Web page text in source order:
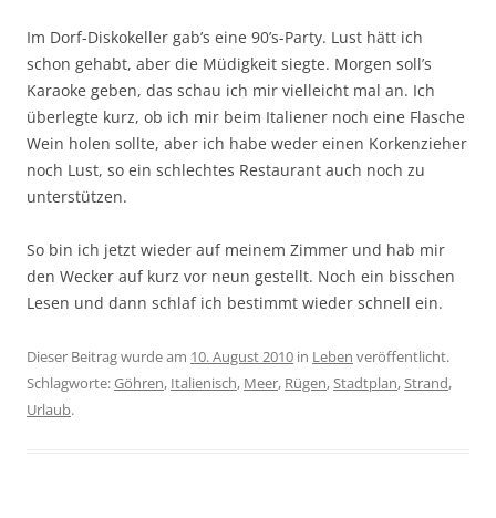
Im Dorf-Diskokeller gab’s eine 90’s-Party. Lust hätt ich
schon gehabt, aber die Müdigkeit siegte. Morgen soll’s
Karaoke geben, das schau ich mir vielleicht mal an. Ich
überlegte kurz, ob ich mir beim Italiener noch eine Flasche
Wein holen sollte, aber ich habe weder einen Korkenzieher
noch Lust, so ein schlechtes Restaurant auch noch zu
unterstützen.
So bin ich jetzt wieder auf meinem Zimmer und hab mir
den Wecker auf kurz vor neun gestellt. Noch ein bisschen
Lesen und dann schlaf ich bestimmt wieder schnell ein.
Dieser Beitrag wurde am 10. August 2010 in Leben veröffentlicht.
Schlagworte:Göhren, Italienisch, Meer, Rügen,Stadtplan,Strand,
Urlaub.